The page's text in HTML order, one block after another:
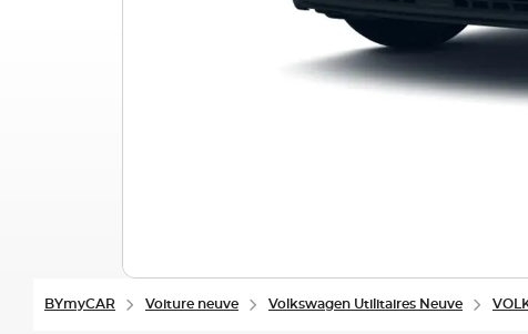
BYmyCAR Voiture neuve Volkswagen Utilitaires Neuve